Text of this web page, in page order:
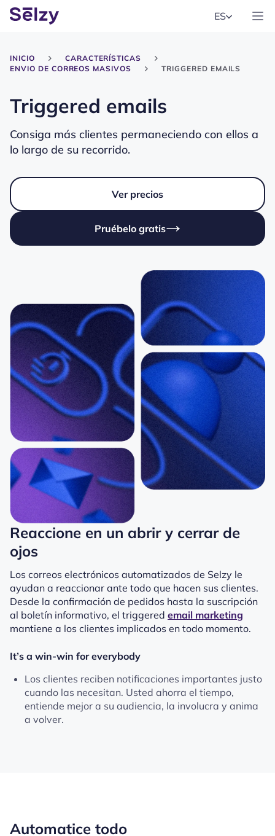
ES
INICIO
CARACTERÍSTICAS
ENVIO DE CORREOS MASIVOS
TRIGGERED EMAILS
Triggered emails
Consiga más clientes permaneciendo con ellos a
lo largo de su recorrido.
Pruébelo gratis
Ver precios
Reaccione en un abrir y cerrar de
ojos
Los correos electrónicos automatizados de Selzy le
ayudan a reaccionar ante todo que hacen sus clientes.
Desde la confirmación de pedidos hasta la suscripción
al boletín informativo, el triggered email marketing
mantiene a los clientes implicados en todo momento.
It’s a win-win for everybody
Los clientes reciben notificaciones importantes justo
cuando las necesitan. Usted ahorra el tiempo,
entiende mejor a su audiencia, la involucra y anima
a volver.
Automatice todo